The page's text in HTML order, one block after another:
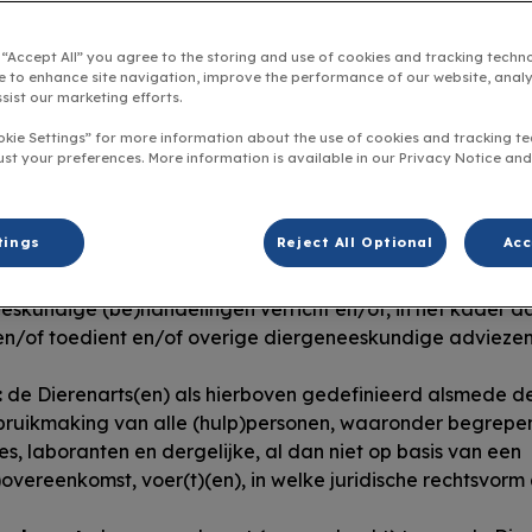
wordt verstaan onder:
de aanbieder van de Patiënt in wiens opdracht de
uitvoert.
naam de factuur van de Dierenartsenpraktijk is
op grond van (thans) de Wet Dieren tot de uitoefening
en is ingeschreven in het daartoe bestemde
(be)handelingen verricht en/of, in het kader
of toedient en/of overige diergeneeskundige
de Dierenarts(en) als hierboven gedefinieerd alsmede
van alle (hulp)personen, waaronder
laboranten en dergelijke, al dan niet op basis van een
voer(t)(en), in welke juridische
All” you agree to the storing and use of cookies and tracking
to enhance site navigation, improve the performance of our website,
our marketing efforts.
Settings” for more information about the use of cookies and tracking
your preferences. More information is available in our Privacy Notice
Reject All Optional